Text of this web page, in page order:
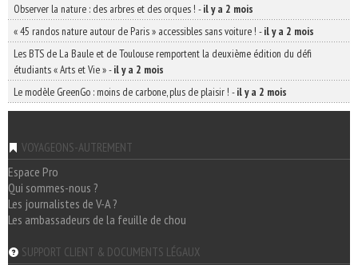
Observer la nature : des arbres et des orques ! -il y a 2 mois
« 45 randos nature autour de Paris » accessibles sans voiture ! -il y a 2 mois
Les BTS de La Baule et de Toulouse remportent la deuxième édition du défi
étudiants « Arts et Vie »-il y a 2 mois
Le modèle GreenGo : moins de carbone, plus de plaisir ! -il y a 2 mois
VOYAGEONS-AUTREMENT
Espace Pro
Qui sommes-nous ?
Les journalistes de V-A ?
Les ambassadeurs de la feuille de chou
SUPPORT CLIENT & DOCUMENTS LÉGAUX